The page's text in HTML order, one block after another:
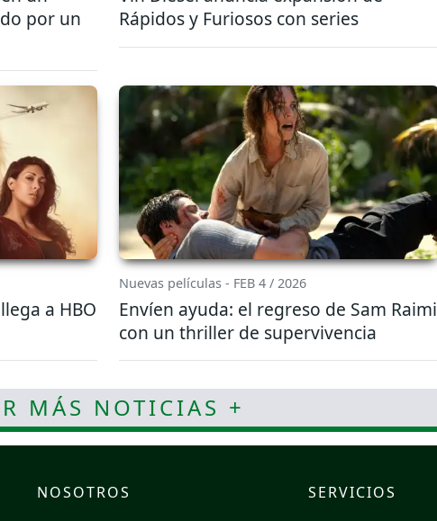
por un
Rápidos y Furiosos con series
a HBO
Nuevas películas - FEB 4 / 2026
Envíen ayuda: el regreso de Sam Raimi
con un thriller de supervivencia
MÁS NOTICIAS +
NOSOTROS SERVICIOS